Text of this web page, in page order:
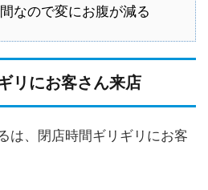
なので変にお腹が減る
リにお客さん来店
は、閉店時間ギリギリにお客